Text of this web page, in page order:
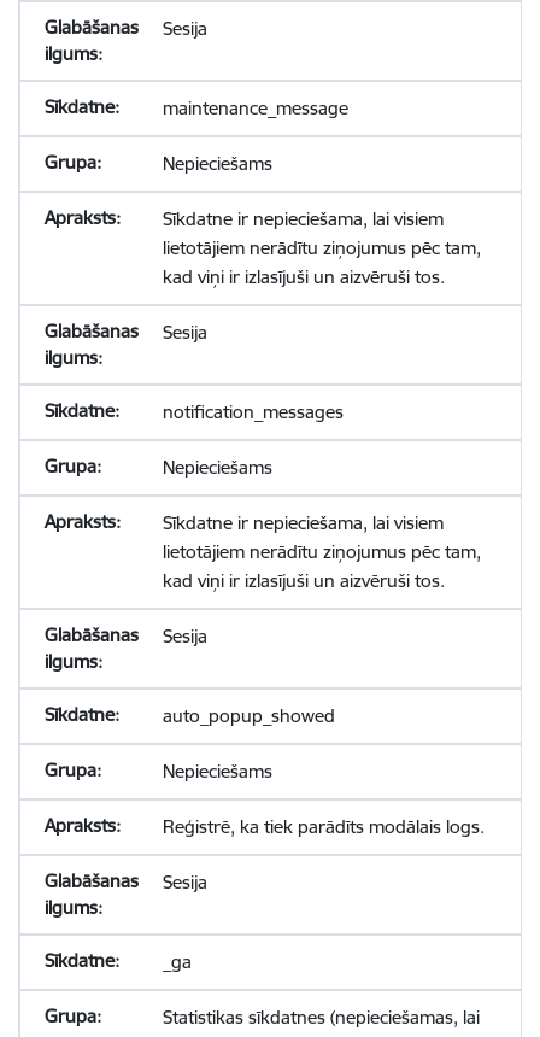
Sesija
maintenance_message
Nepieciešams
Sīkdatne ir nepieciešama, lai visiem
lietotājiem nerādītu ziņojumus pēc tam,
kad viņi ir izlasījuši un aizvēruši tos.
Sesija
notification_messages
Nepieciešams
Sīkdatne ir nepieciešama, lai visiem
lietotājiem nerādītu ziņojumus pēc tam,
kad viņi ir izlasījuši un aizvēruši tos.
Sesija
auto_popup_showed
Nepieciešams
Reģistrē, ka tiek parādīts modālais logs.
Sesija
_ga
Statistikas sīkdatnes (nepieciešamas, lai